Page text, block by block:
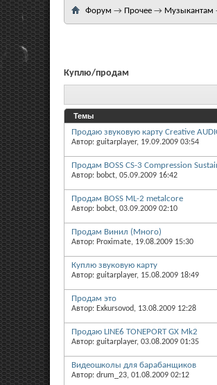
Форум → Прочее → Музыкантам
Куплю/продам
Темы
Продаю звуковую карту Creative
Автор: guitarplayer, 19.09.2009 03:54
Продам BOSS CS-3 Compression
Автор: bobct, 05.09.2009 16:42
Продам BOSS ML-2 metalcore
Автор: bobct, 03.09.2009 02:10
Продам Винил (Много)
Автор: Proximate, 19.08.2009 15:30
Куплю звуковую карту
Автор: guitarplayer, 15.08.2009 18:49
Продам это
Автор: Exkursovod, 13.08.2009 12:28
Продаю LINE6 TONEPORT GX Mk2
Автор: guitarplayer, 03.08.2009 01:35
Видеошколы для барабанщиков
Автор: drum_23, 01.08.2009 02:12